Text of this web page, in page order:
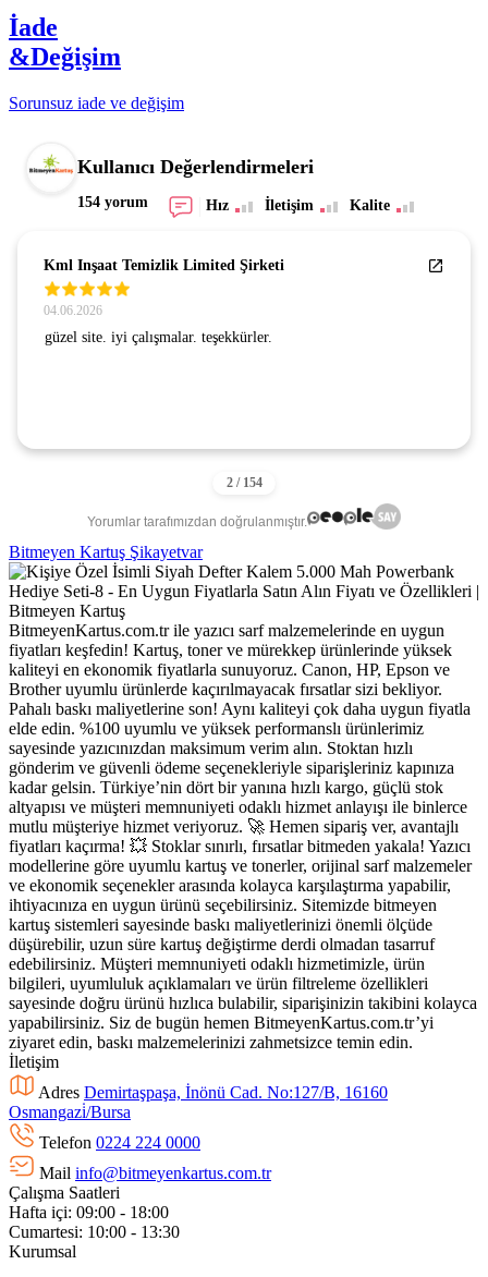
İade
&Değişim
Sorunsuz iade ve değişim
Kullanıcı Değerlendirmeleri
154 yorum Hız İletişim Kalite
Kml Inşaat Temizlik Limited Şirketi
04.06.2026
güzel site. iyi çalışmalar. teşekkürler.
Yorumlar tarafımızdan doğrulanmıştır.
Bitmeyen Kartuş Şikayetvar
BitmeyenKartus.com.tr ile yazıcı sarf malzemelerinde en uygun
fiyatları keşfedin! Kartuş, toner ve mürekkep ürünlerinde yüksek
kaliteyi en ekonomik fiyatlarla sunuyoruz. Canon, HP, Epson ve
Brother uyumlu ürünlerde kaçırılmayacak fırsatlar sizi bekliyor.
Pahalı baskı maliyetlerine son! Aynı kaliteyi çok daha uygun fiyatla
elde edin. %100 uyumlu ve yüksek performanslı ürünlerimiz
sayesinde yazıcınızdan maksimum verim alın. Stoktan hızlı
gönderim ve güvenli ödeme seçenekleriyle siparişleriniz kapınıza
kadar gelsin. Türkiye’nin dört bir yanına hızlı kargo, güçlü stok
altyapısı ve müşteri memnuniyeti odaklı hizmet anlayışı ile binlerce
mutlu müşteriye hizmet veriyoruz. 🚀 Hemen sipariş ver, avantajlı
fiyatları kaçırma! 💥 Stoklar sınırlı, fırsatlar bitmeden yakala! Yazıcı
modellerine göre uyumlu kartuş ve tonerler, orijinal sarf malzemeler
ve ekonomik seçenekler arasında kolayca karşılaştırma yapabilir,
ihtiyacınıza en uygun ürünü seçebilirsiniz. Sitemizde bitmeyen
kartuş sistemleri sayesinde baskı maliyetlerinizi önemli ölçüde
düşürebilir, uzun süre kartuş değiştirme derdi olmadan tasarruf
edebilirsiniz. Müşteri memnuniyeti odaklı hizmetimizle, ürün
bilgileri, uyumluluk açıklamaları ve ürün filtreleme özellikleri
sayesinde doğru ürünü hızlıca bulabilir, siparişinizin takibini kolayca
yapabilirsiniz. Siz de bugün hemen BitmeyenKartus.com.tr’yi
ziyaret edin, baskı malzemelerinizi zahmetsizce temin edin.
İletişim
Adres Demirtaşpaşa, İnönü Cad. No:127/B, 16160
Osmangazi̇/Bursa
Telefon 0224 224 0000
Mail info@bitmeyenkartus.com.tr
Çalışma Saatleri
Hafta içi: 09:00 - 18:00
Cumartesi: 10:00 - 13:30
Kurumsal